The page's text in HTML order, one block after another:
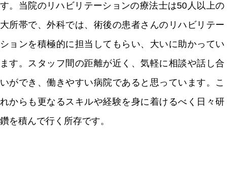
す。当院のリハビリテーションの療法士は50人以上の
大所帯で、外科では、術後の患者さんのリハビリテー
ションを積極的に担当してもらい、大いに助かってい
ます。スタッフ間の距離が近く、気軽に相談や話し合
いができ、働きやすい病院であると思っています。こ
れからも更なるスキルや経験を身に着けるべく日々研
鑽を積んで行く所存です。